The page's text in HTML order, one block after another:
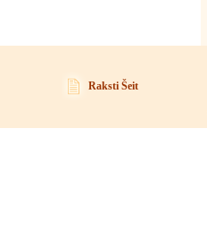
Raksti Šeit